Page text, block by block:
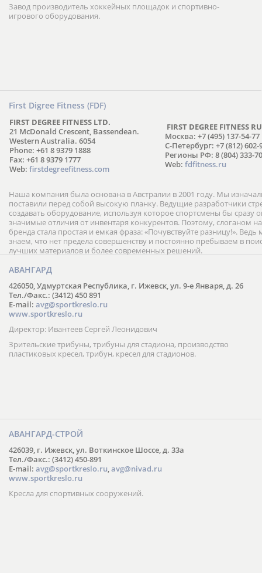
Завод производитель хоккейных площадок и спортивно-
игрового оборудования.
First Digree Fitness (FDF)
FIRST DEGREE FITNESS LTD.
21 McDonald Crescent, Bassendean.
Western Australia. 6054
Phone: +61 8 9379 1888
Fax: +61 8 9379 1777
Web: firstdegreefitness.com
FIRST DEGREE FITNESS
Москва: +7 (495) 137-54-77
С-Петербург: +7 (812) 602-
Регионы РФ: 8 (804) 333-
Web: fdfitness.ru
Наша компания была основана в Австралии в 2001 году. Мы
поставили перед собой высокую планку. Ведущие разработчики
создавать оборудование, используя которое спортсмены бы сразу
значимые отличия от инвентаря конкурентов. Поэтому, слоганом
бренда стала простая и емкая фраза: «Почувствуйте разницу!».
знаем, что нет предела совершенству и постоянно пребываем в
лучших материалов и более современных решений.
АВАНГАРД
426050, Удмуртская Республика, г. Ижевск, ул. 9-е Января, д. 26
Тел./Факс.: (3412) 450 891
E-mail: avg@sportkreslo.ru
www.sportkreslo.ru
Директор: Ивантеев Сергей Леонидович
Зрительские трибуны, трибуны для стадиона, производство
пластиковых кресел, трибун, кресел для стадионов.
АВАНГАРД-СТРОЙ
426039, г. Ижевск, ул. Воткинское Шоссе, д. 33а
Тел./Факс.: (3412) 450-891
E-mail: avg@sportkreslo.ru,avg@nivad.ru
www.sportkreslo.ru
Кресла для спортивных сооружений.